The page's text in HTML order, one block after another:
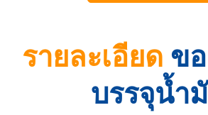
รายละเอียด ข
บรรจุน้ำ